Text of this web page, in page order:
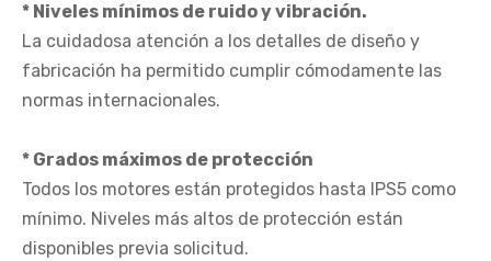
* Niveles mínimos de ruido y vibración.
La cuidadosa atención a los detalles de diseño y
fabricación ha permitido cumplir cómodamente las
normas internacionales.
* Grados máximos de protección
Todos los motores están protegidos hasta IPS5 como
mínimo. Niveles más altos de protección están
disponibles previa solicitud.